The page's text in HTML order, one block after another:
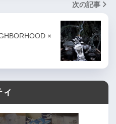
次の記事
×